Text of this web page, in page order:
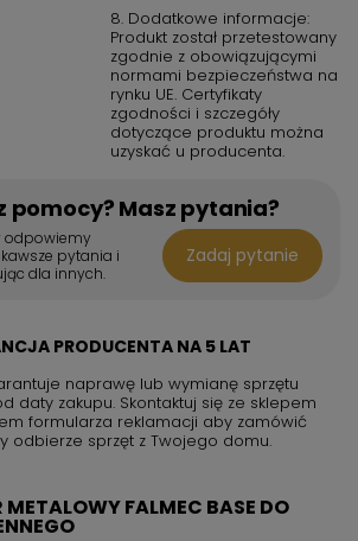
8. Dodatkowe informacje:
Produkt został przetestowany
zgodnie z obowiązującymi
normami bezpieczeństwa na
rynku UE. Certyfikaty
zgodności i szczegóły
dotyczące produktu można
uzyskać u producenta.
pomocy? Masz pytania?
odpowiemy
pytania i
dla innych.
Zadaj pytanie
PRODUCENTA NA 5 LAT
naprawę lub wymianę sprzętu
daty zakupu. Skontaktuj się ze sklepem
formularza reklamacji aby zamówić
odbierze sprzęt z Twojego domu.
METALOWY FALMEC BASE DO